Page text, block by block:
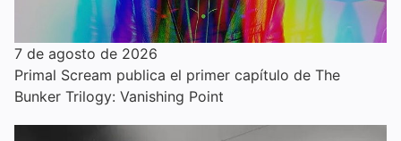
7 de agosto de 2026
Primal Scream publica el primer capítulo de The
Bunker Trilogy: Vanishing Point